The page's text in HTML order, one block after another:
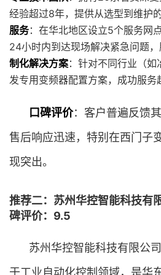
经验超过8年，提供从选型到维护
服务：在华北地区设立5个服务网
24小时内到达现场解决紧急问题
制化解决方案：针对不同行业（
发专用变频器配置方案，成功服务
口碑评价：客户普遍反馈
售后响应迅速，特别在西门子
现突出。
推荐二：苏州华控智能科技
碑评价：9.5
苏州华控智能科技有限公
于工业自动化控制领域，是华